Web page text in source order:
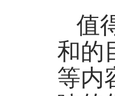
值
和的
等内